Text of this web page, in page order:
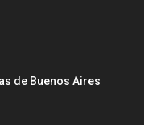
de Buenos Aires